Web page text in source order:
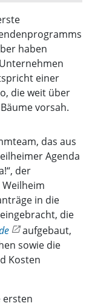
haben
einer
die weit über
vorsah.
das aus
Agenda
der
in die
die
aufgebaut,
sowie die
Kosten
ersten